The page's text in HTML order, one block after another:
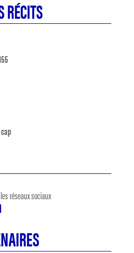
RÉCITS
réseaux sociaux